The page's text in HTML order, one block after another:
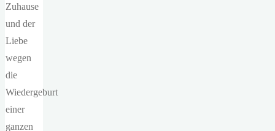
Zuhause
und der
Liebe
wegen
die
Wiedergeburt
einer
ganzen